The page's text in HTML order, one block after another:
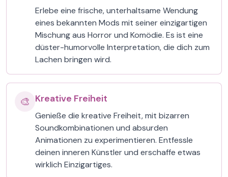
Erlebe eine frische, unterhaltsame Wendung
eines bekannten Mods mit seiner einzigartigen
Mischung aus Horror und Komödie. Es ist eine
düster-humorvolle Interpretation, die dich zum
Lachen bringen wird.
🎨 Kreative Freiheit
Genieße die kreative Freiheit, mit bizarren
Soundkombinationen und absurden
Animationen zu experimentieren. Entfessle
deinen inneren Künstler und erschaffe etwas
wirklich Einzigartiges.